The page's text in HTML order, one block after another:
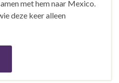
met hem naar Mexico.
deze keer alleen